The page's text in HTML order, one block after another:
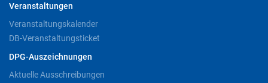
Veranstaltungen
Veranstaltungskalender
DB-Veranstaltungsticket
DPG-Auszeichnungen
Aktuelle Ausschreibungen